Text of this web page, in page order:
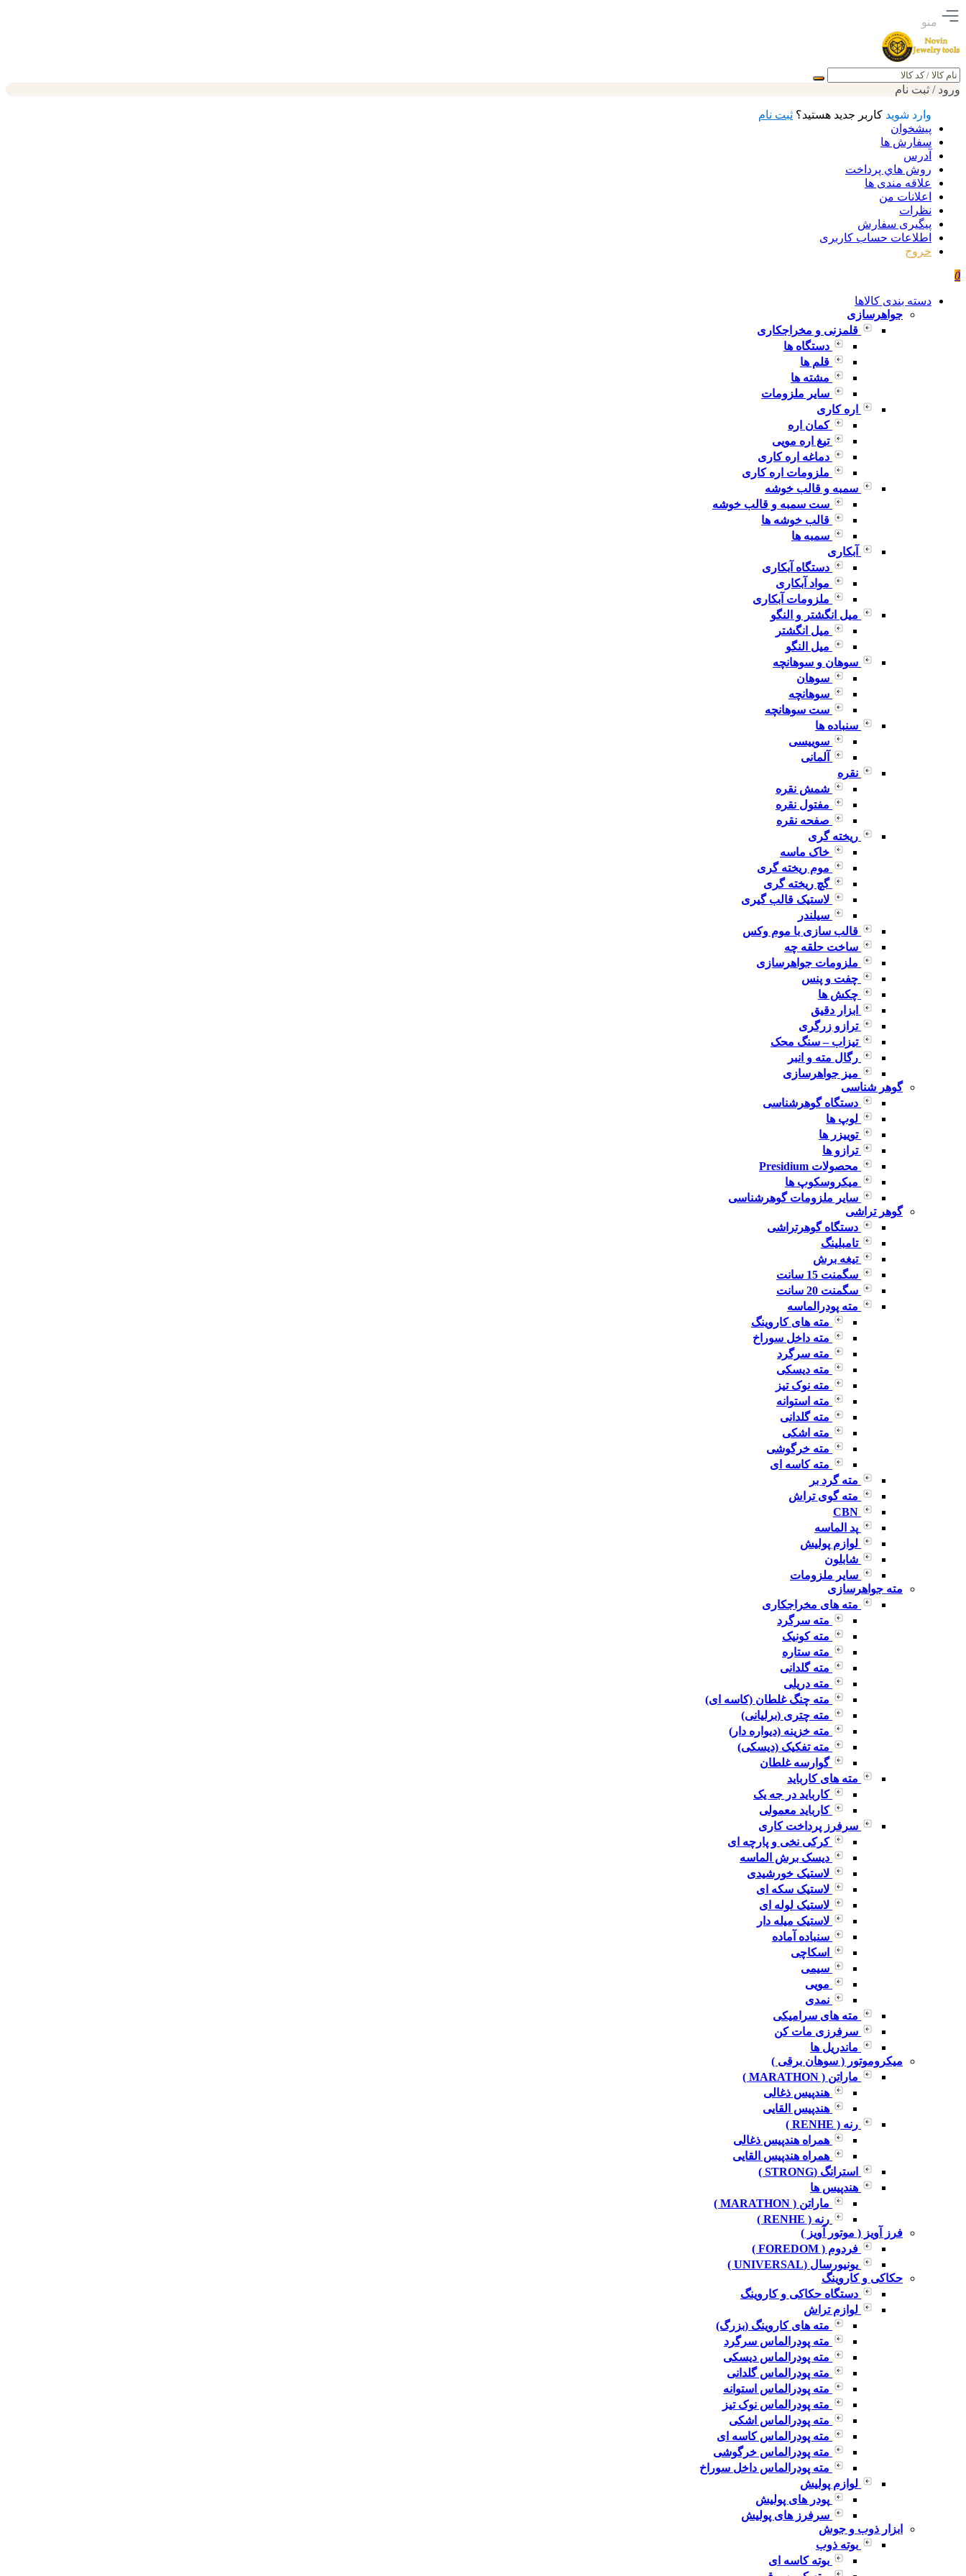
منو
جستجو
ورود / ثبت نام
وارد شوید کاربر جدید هستید؟ ثبت نام
پیشخوان
سفارش ها
آدرس
روش هاي پرداخت
علاقه مندی ها
اعلانات من
نظرات
پیگیری سفارش
اطلاعات حساب كاربری
خروج
0
دسته بندی کالاها
جواهرسازی
قلمزنی و مخراجکاری
دستگاه ها
قلم ها
مشته ها
سایر ملزومات
اره کاری
کمان اره
تیغ اره مویی
دماغه اره کاری
ملزومات اره کاری
سمبه و قالب خوشه
ست سمبه و قالب خوشه
قالب خوشه ها
سمبه ها
آبکاری
دستگاه آبکاری
مواد آبکاری
ملزومات آبکاری
میل انگشتر و النگو
میل انگشتر
میل النگو
سوهان و سوهانچه
سوهان
سوهانچه
ست سوهانچه
سنباده ها
سوییسی
آلمانی
نقره
شمش نقره
مفتول نقره
صفحه نقره
ریخته گری
خاک ماسه
موم ریخته گری
گچ ریخته گری
لاستیک قالب گیری
سیلندر
قالب سازی با موم وکس
ساخت حلقه چه
ملزومات جواهرسازی
چفت و پنس
چکش ها
ابزار دقیق
ترازو زرگری
تیزاب – سنگ محک
رگال مته و انبر
میز جواهرسازی
گوهر شناسی
دستگاه گوهرشناسی
لوپ ها
توییزر ها
ترازو ها
محصولات Presidium
میکروسکوپ ها
سایر ملزومات گوهرشناسی
گوهر تراشی
دستگاه گوهرتراشی
تامبلینگ
تیغه برش
سگمنت 15 سانت
سگمنت 20 سانت
مته پودرالماسه
مته های کاروینگ
مته داخل سوراخ
مته سرگرد
مته دیسکی
مته نوک تیز
مته استوانه
مته گلدانی
مته اشکی
مته خرگوشی
مته کاسه ای
مته گرد بر
مته گوی تراش
CBN
پد الماسه
لوازم پولیش
شابلون
سایر ملزومات
مته جواهرسازی
مته های مخراجکاری
مته سرگرد
مته کونیک
مته ستاره
مته گلدانی
مته دریلی
مته چنگ غلطان (کاسه ای)
مته چتری (برلیانی)
مته خزینه (دیواره دار)
مته تفکیک (دیسکی)
گوارسه غلطان
مته های کارباید
کارباید در جه یک
کارباید معمولی
سرفرز پرداخت کاری
کرکی نخی و پارچه ای
دیسک برش الماسه
لاستیک خورشیدی
لاستیک سکه ای
لاستیک لوله ای
لاستیک میله دار
سنباده آماده
اسکاچی
سیمی
مویی
نمدی
مته های سرامیکی
سرفرزی مات کن
ماندریل ها
میکروموتور ( سوهان برقی )
ماراتن ( MARATHON )
هندپیس ذغالی
هندپیس القایی
رنه ( RENHE )
همراه هندپیس ذغالی
همراه هندپیس القایی
استرانگ (STRONG )
هندپیس ها
ماراتن ( MARATHON )
رنه ( RENHE )
فرز آویز ( موتور آویز )
فردوم ( FOREDOM )
یونیورسال (UNIVERSAL )
حکاکی و کاروینگ
دستگاه حکاکی و کاروینگ
لوازم تراش
مته های کاروینگ (بزرگ)
مته پودرالماس سرگرد
مته پودرالماس دیسکی
مته پودرالماس گلدانی
مته پودرالماس استوانه
مته پودرالماس نوک تیز
مته پودرالماس اشکی
مته پودرالماس کاسه ای
مته پودرالماس خرگوشی
مته پودرالماس داخل سوراخ
لوازم پولیش
پودر های پولیش
سرفرز های پولیش
ابزار ذوب و جوش
بوته ذوب
بوته کاسه ای